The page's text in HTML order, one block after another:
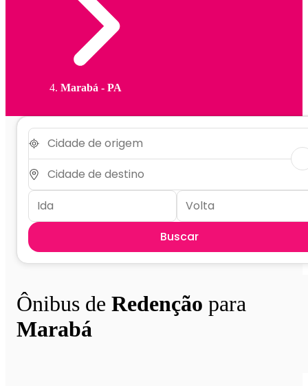
Marabá - PA
Buscar
Ônibus de Redenção para
Marabá